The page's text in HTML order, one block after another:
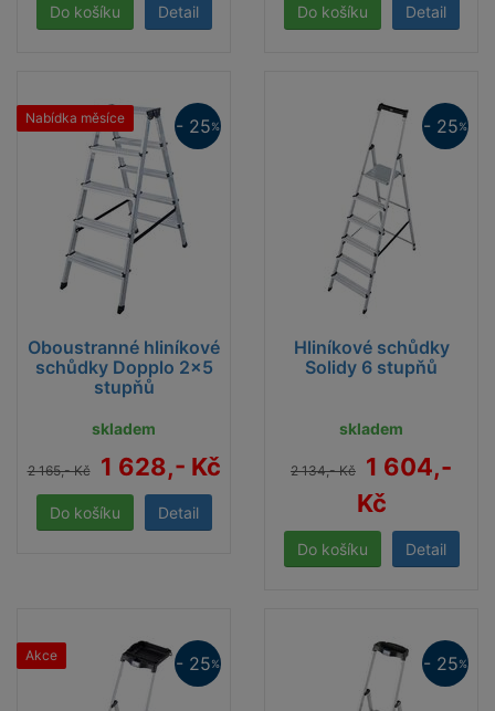
Detail Detail
Oboustranné hliníkové
schůdky Dopplo 2x5
stupňů
Nabídka měsíce
skladem
2 165,- Kč 1 628,- Kč
Detail
- 25%
Hliníkové schůdky
Solidy 6 stupňů
skladem
2 134,- Kč
1 604,-
Kč
Detail
- 25%
Akce - 25% - 25%